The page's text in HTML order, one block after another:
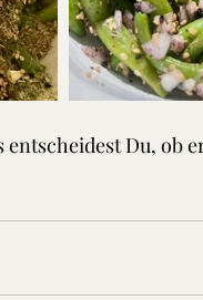
entscheidest Du, ob